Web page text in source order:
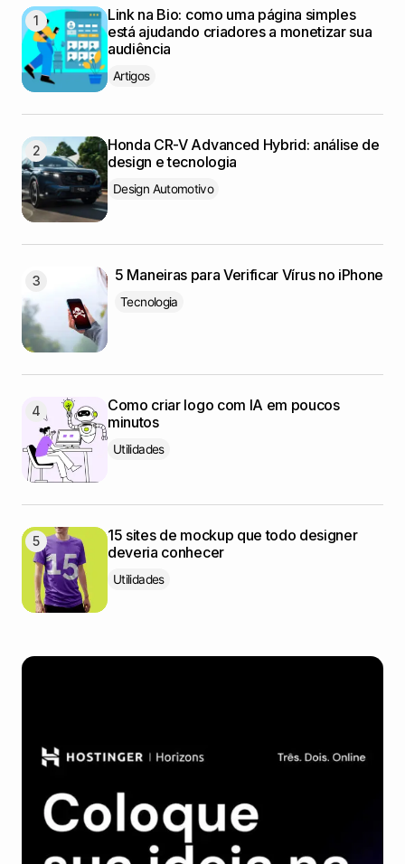
Link na Bio: como uma página simples
está ajudando criadores a monetizar sua
audiência
Artigos
Honda CR-V Advanced Hybrid: análise de
design e tecnologia
Design Automotivo
5 Maneiras para Verificar Vírus no iPhone
Tecnologia
Como criar logo com IA em poucos
minutos
Utilidades
15 sites de mockup que todo designer
deveria conhecer
Utilidades